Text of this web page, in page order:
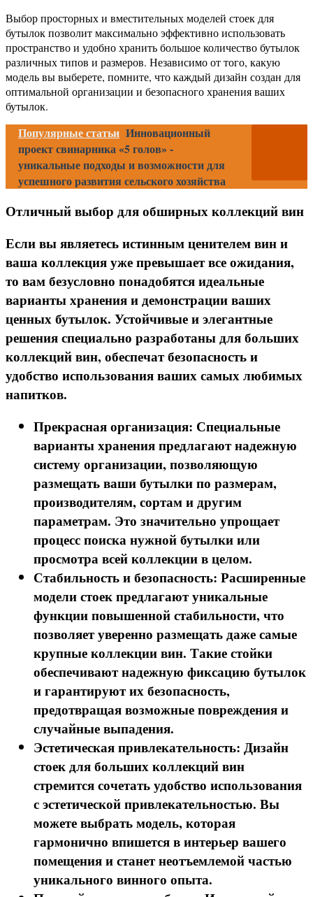
Выбор просторных и вместительных моделей стоек для
бутылок позволит максимально эффективно использовать
пространство и удобно хранить большое количество бутылок
различных типов и размеров. Независимо от того, какую
модель вы выберете, помните, что каждый дизайн создан для
оптимальной организации и безопасного хранения ваших
бутылок.
Популярные статьи Инновационный
проект свинарника «5 голов» -
уникальные подходы и возможности для
успешного развития сельского хозяйства
Отличный выбор для обширных коллекций вин
Если вы являетесь истинным ценителем вин и
ваша коллекция уже превышает все ожидания,
то вам безусловно понадобятся идеальные
варианты хранения и демонстрации ваших
ценных бутылок. Устойчивые и элегантные
решения специально разработаны для больших
коллекций вин, обеспечат безопасность и
удобство использования ваших самых любимых
напитков.
Прекрасная организация: Специальные
варианты хранения предлагают надежную
систему организации, позволяющую
размещать ваши бутылки по размерам,
производителям, сортам и другим
параметрам. Это значительно упрощает
процесс поиска нужной бутылки или
просмотра всей коллекции в целом.
Стабильность и безопасность: Расширенные
модели стоек предлагают уникальные
функции повышенной стабильности, что
позволяет уверенно размещать даже самые
крупные коллекции вин. Такие стойки
обеспечивают надежную фиксацию бутылок
и гарантируют их безопасность,
предотвращая возможные повреждения и
случайные выпадения.
Эстетическая привлекательность: Дизайн
стоек для больших коллекций вин
стремится сочетать удобство использования
с эстетической привлекательностью. Вы
можете выбрать модель, которая
гармонично впишется в интерьер вашего
помещения и станет неотъемлемой частью
уникального винного опыта.